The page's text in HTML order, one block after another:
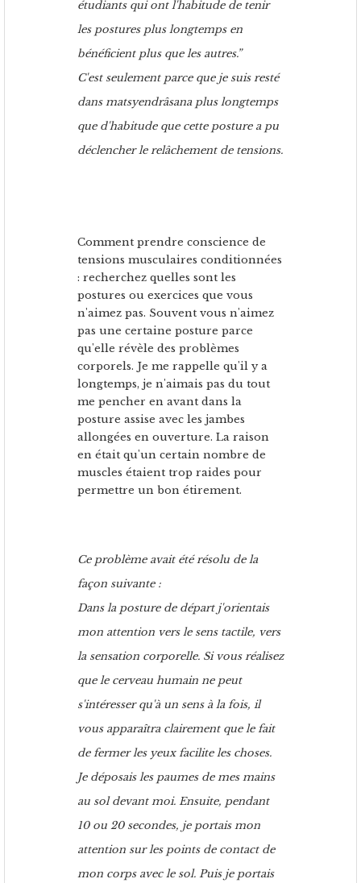
étudiants qui ont l'habitude de tenir
les postures plus longtemps en
bénéficient plus que les autres.”
C'est seulement parce que je suis resté
dans matsyendrâsana plus longtemps
que d'habitude que cette posture a pu
déclencher le relâchement de tensions.
Comment prendre conscience de
tensions musculaires conditionnées
: recherchez quelles sont les
postures ou exercices que vous
n'aimez pas. Souvent vous n'aimez
pas une certaine posture parce
qu'elle révèle des problèmes
corporels. Je me rappelle qu'il y a
longtemps, je n'aimais pas du tout
me pencher en avant dans la
posture assise avec les jambes
allongées en ouverture. La raison
en était qu'un certain nombre de
muscles étaient trop raides pour
permettre un bon étirement.
Ce problème avait été résolu de la
façon suivante :
Dans la posture de départ j'orientais
mon attention vers le sens tactile, vers
la sensation corporelle. Si vous réalisez
que le cerveau humain ne peut
s'intéresser qu'à un sens à la fois, il
vous apparaîtra clairement que le fait
de fermer les yeux facilite les choses.
Je déposais les paumes de mes mains
au sol devant moi. Ensuite, pendant
10 ou 20 secondes, je portais mon
attention sur les points de contact de
mon corps avec le sol. Puis je portais